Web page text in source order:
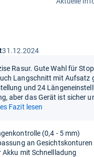
31.12.2024
Rasur. Gute Wahl für
Langschnitt mit Aufsatz
und 24
aber das Gerät ist sicher
Fazit lesen
(0,4 - 5 mm)
an Gesichtskonturen
Akku mit Schnellladung